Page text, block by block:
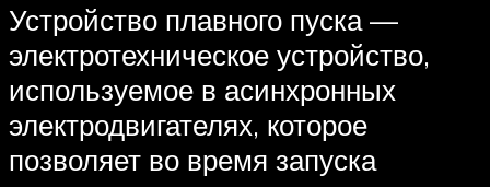
Устройство плавного пуска —
электротехническое устройство,
используемое в асинхронных
электродвигателях, которое
позволяет во время запуска